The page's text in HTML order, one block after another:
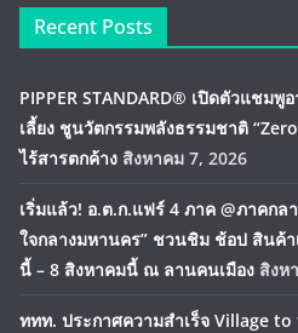
Recent Posts
PIPPER STANDARD® เปิดตัวแชม
เลี้ยง ชูนวัตกรรมพลังธรรมชาติ
ไร้สารตกค้าง สิงหาคม 7, 2026
เริ่มแล้ว! อ.ต.ก.แฟร์ 4 ภาค @ภาคกล
ใจกลางมหานคร” ชวนชิม ช้อป สินค้
นี้ – 8 สิงหาคมนี้ ณ ลานคนเมือง สิงห
ททท. ประกาศความสำเร็จ Village